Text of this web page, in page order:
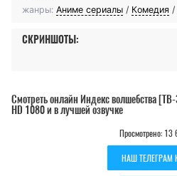
жанры: Аниме сериалы / Комедия /
СКРИНШОТЫ:
Смотреть онлайн Индекс волшебства
HD 1080 и в лучшей озвучке
Просмотрено: 13
НАШ ТЕЛЕГРАМ